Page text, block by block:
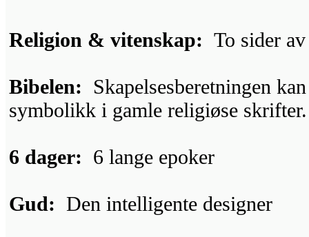
Religion & vitenskap: To sider
Bibelen: Skapelsesberetningen
symbolikk i gamle religiøse skrifter.
6 dager: 6 lange epoker
Gud: Den intelligente designer